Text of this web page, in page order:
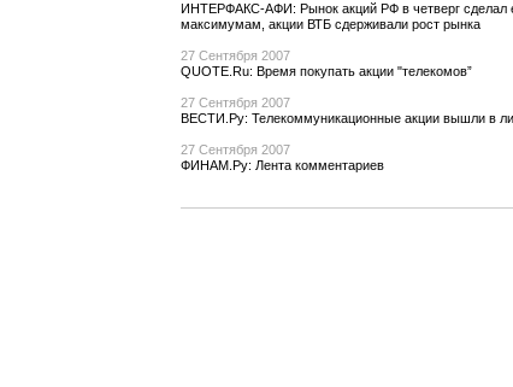
ИНТЕРФАКС-АФИ: Рынок акций РФ в четверг сделал
максимумам, акции ВТБ сдерживали рост рынка
27 Сентября 2007
QUOTE.Ru: Время покупать акции "телекомов”
27 Сентября 2007
ВЕСТИ.Ру: Телекоммуникационные акции вышли в
27 Сентября 2007
ФИНАМ.Ру: Лента комментариев